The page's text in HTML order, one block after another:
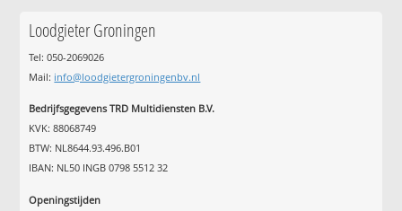
Loodgieter Groningen
Tel: 050-2069026
Mail: info@loodgietergroningenbv.nl
Bedrijfsgegevens TRD Multidiensten B.V.
KVK: 88068749
BTW: NL8644.93.496.B01
IBAN: NL50 INGB 0798 5512 32
Openingstijden